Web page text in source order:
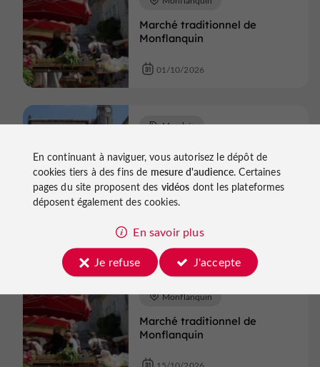
Marché traditionnel de
Monflanquin
01/10/2026
Marché traditionnel de
Monflanquin
Marchés
Monflanquin
Marché traditionnel de
Monflanquin
Marchés
Monflanquin
15/10/2026
En continuant à naviguer, vous autorisez le dépôt de
cookies tiers à des fins de mesure d'audience. Certaines
pages du site proposent des vidéos dont les plateformes
déposent également des cookies.
En savoir plus
Je refuse
J'accepte